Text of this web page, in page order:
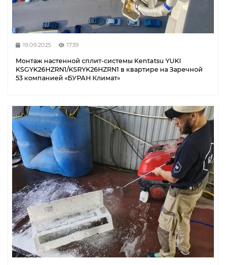
19.09.2025 1739
Монтаж настенной сплит-системы Kentatsu YUKI
KSGYK26HZRN1/KSRYK26HZRN1 в квартире на Заречной
53 компанией «БУРАН Климат»